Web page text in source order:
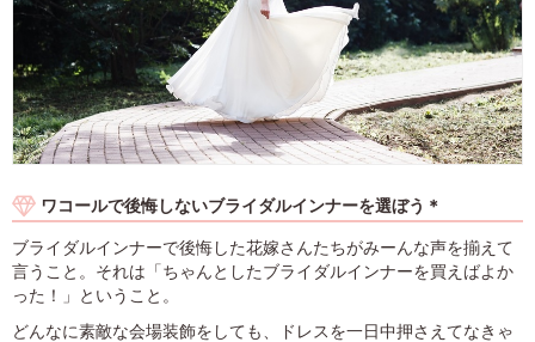
ワコールで後悔しないブライダルインナーを選ぼう＊
ブライダルインナーで後悔した花嫁さんたちがみーんな声を揃えて
言うこと。それは「ちゃんとしたブライダルインナーを買えばよか
った！」ということ。
どんなに素敵な会場装飾をしても、ドレスを一日中押さえてなきゃ